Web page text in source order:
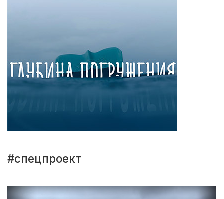
#спецпроект